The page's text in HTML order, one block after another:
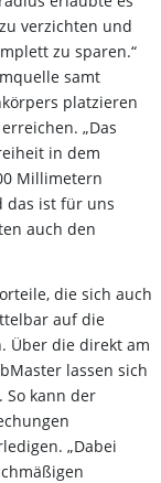
verzichten und
zu sparen.“
samt
platzieren
„Das
in dem
Millimetern
das ist für uns
auch den
die sich auch
auf die
Über die direkt am
lassen sich
kann der
„Dabei